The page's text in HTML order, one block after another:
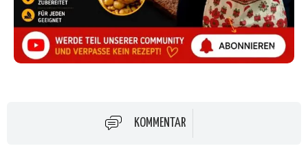
KOMMENTAR